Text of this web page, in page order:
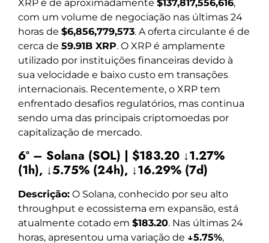
XRP é de aproximadamente $137,817,556,616,
com um volume de negociação nas últimas 24
horas de $6,856,779,573. A oferta circulante é de
cerca de 59.91B XRP. O XRP é amplamente
utilizado por instituições financeiras devido à
sua velocidade e baixo custo em transações
internacionais. Recentemente, o XRP tem
enfrentado desafios regulatórios, mas continua
sendo uma das principais criptomoedas por
capitalização de mercado.
6º – Solana (SOL) | $183.20 ↓1.27%
(1h), ↓5.75% (24h), ↓16.29% (7d)
Descrição: O Solana, conhecido por seu alto
throughput e ecossistema em expansão, está
atualmente cotado em $183.20. Nas últimas 24
horas, apresentou uma variação de ↓5.75%,